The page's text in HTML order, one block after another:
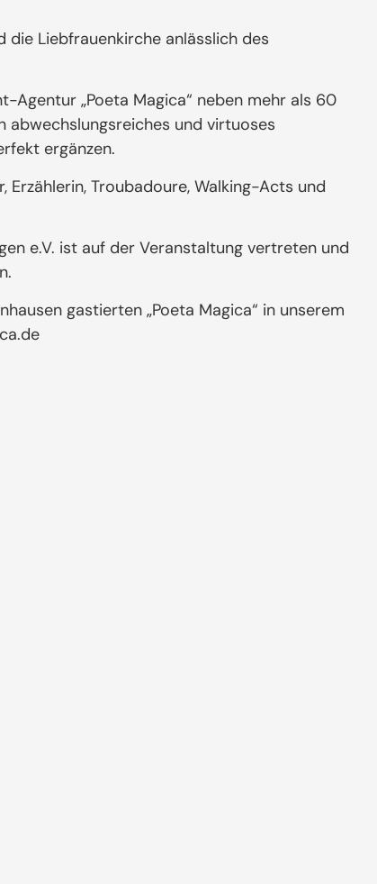
Liebfrauenkirche anlässlich des
„Poeta Magica“ neben mehr als 60
und virtuoses
ergänzen.
Erzählerin, Troubadoure, Walking-Acts und
e.V. ist auf der Veranstaltung vertreten und
gastierten „Poeta Magica“ in unserem